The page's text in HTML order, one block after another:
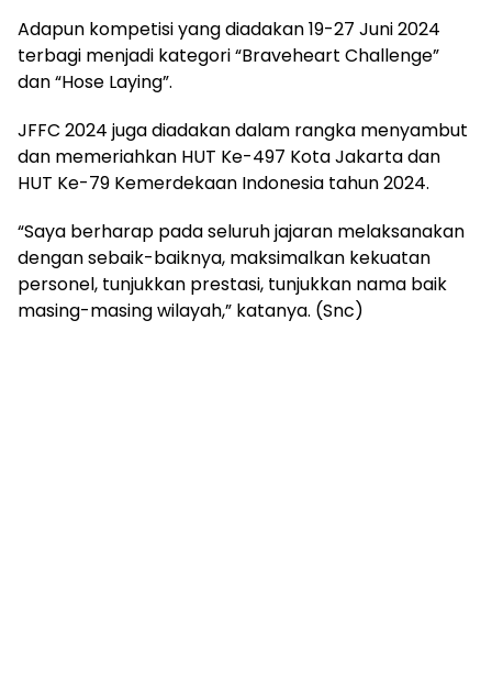
Adapun kompetisi yang diadakan 19-​​​​​​27 Juni 2024
terbagi menjadi kategori “Braveheart Challenge”
dan “Hose Laying”.
JFFC 2024 juga diadakan dalam rangka menyambut
dan memeriahkan HUT Ke-497 Kota Jakarta dan
HUT Ke-79 Kemerdekaan Indonesia tahun 2024.
“Saya berharap pada seluruh jajaran melaksanakan
dengan sebaik-baiknya, maksimalkan kekuatan
personel, tunjukkan prestasi, tunjukkan nama baik
masing-masing wilayah,” katanya. (Snc)